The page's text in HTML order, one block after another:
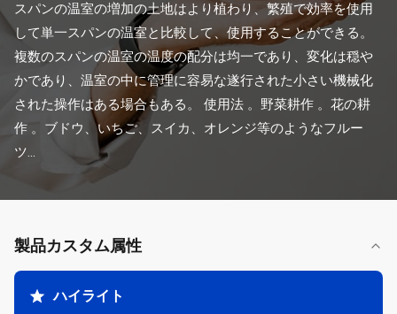
スパンの温室の増加の土地はより植わり、繁殖で効率を使用
して単一スパンの温室と比較して、使用することができる。
複数のスパンの温室の温度の配分は均一であり、変化は穏や
かであり、温室の中に管理に容易な遂行された小さい機械化
された操作はある場合もある。 使用法 。野菜耕作 。花の耕
作 。ブドウ、いちご、スイカ、オレンジ等のようなフルー
ツ...
製品カスタム属性
ハイライト